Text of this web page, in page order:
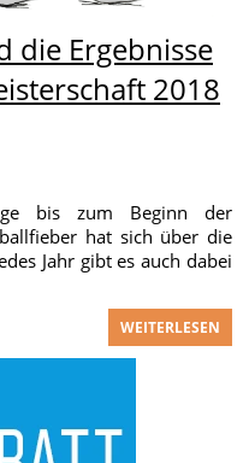
die Ergebnisse
2018
bis zum Beginn der
hat sich über die
Jahr gibt es auch dabei
WEITERLESEN